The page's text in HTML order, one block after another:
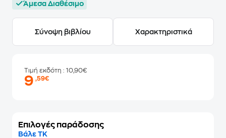
Άμεσα Διαθέσιμο
Σύνοψη βιβλίου Χαρακτηριστικά
Τιμή εκδότη : 10,90€
9,59€
Επιλογές παράδοσης
Βάλε ΤΚ